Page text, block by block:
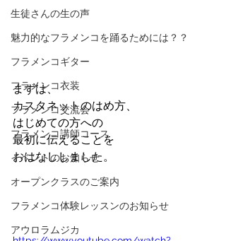
生徒さんの生の声
魅力的なフラメンコを踊るためには？？
フラメンコギター
フラメンコ衣装
フラメンコ交流会
フラメンコ講師コース
イベントのお知らせ
オープンクラスのご案内
フラメンコ体験レッスンのお知らせ
アウロラムジカ
まずは、
カスタネットのはめ方、
はじめての方への
最初に伝えることを
おはなししました。